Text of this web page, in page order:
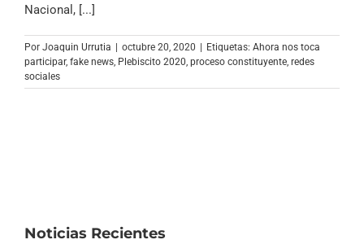
Nacional, [...]
Por Joaquin Urrutia octubre 20, 2020 Etiquetas: Ahora nos toca
participar, fake news, Plebiscito 2020, proceso constituyente, redes
sociales
Noticias Recientes